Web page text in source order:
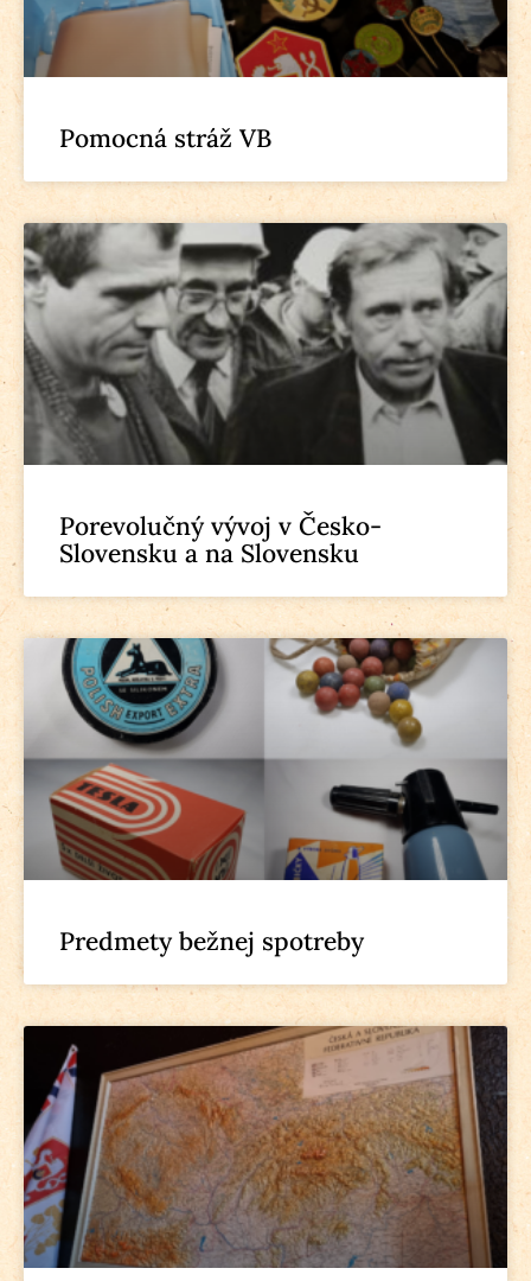
Pomocná stráž VB
Porevolučný vývoj v Česko-
Slovensku a na Slovensku
Predmety bežnej spotreby